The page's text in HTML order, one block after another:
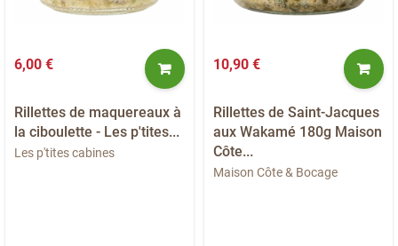
6,00 €
Rillettes de maquereaux à
la ciboulette - Les p'tites...
Les p'tites cabines
10,90 €
Rillettes de Saint-Jacques
aux Wakamé 180g Maison
Côte...
Maison Côte & Bocage